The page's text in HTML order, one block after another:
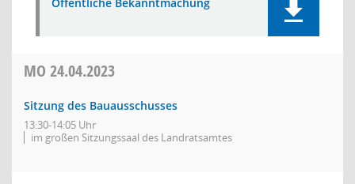
MO 24.04.2023
Sitzung des Bauausschusses
13:30-14:05 Uhr
im großen Sitzungssaal des Landratsamtes